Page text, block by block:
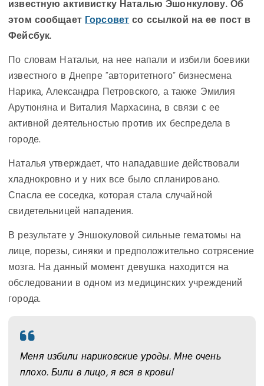
известную активистку Наталью Эшонкулову. Об
этом сообщает
Горсовет со ссылкой на ее пост в
Фейсбук.
По словам Натальи, на нее напали и избили боевики
известного в Днепре “авторитетного” бизнесмена
Нарика, Александра Петровского, а также Эмилия
Арутюняна и Виталия Мархасина, в связи с ее
активной деятельностью против их беспредела в
городе.
Наталья утверждает, что нападавшие действовали
хладнокровно и у них все было спланировано.
Спасла ее соседка, которая стала случайной
свидетельницей нападения.
В результате у Эншокуловой сильные гематомы на
лице, порезы, синяки и предположительно сотрясение
мозга. На данный момент девушка находится на
обследовании в одном из медицинских учреждений
города.
Меня избили нариковские уроды. Мне очень
плохо. Били в лицо, я вся в крови!